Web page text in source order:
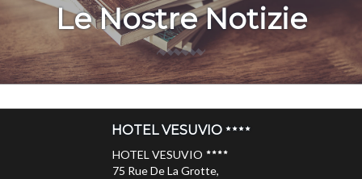
Le Nostre Notizie
HOTEL VESUVIO
HOTEL VESUVIO
75 Rue De La Grotte,